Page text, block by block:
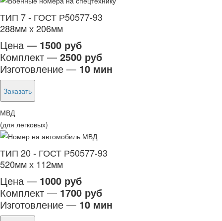
ТИП 7 - ГОСТ Р50577-93
288мм х 206мм
Цена — 1500 руб
Комплект — 2500 руб
Изготовление — 10 мин
Заказать
МВД
(для легковых)
ТИП 20 - ГОСТ Р50577-93
520мм х 112мм
Цена — 1000 руб
Комплект — 1700 руб
Изготовление — 10 мин